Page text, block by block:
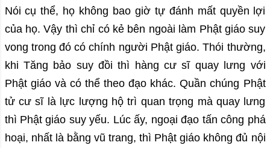
Nói cụ thể, họ không bao giờ tự đánh mất quyền lợi
của họ. Vậy thì chỉ có kẻ bên ngoài làm Phật giáo suy
vong trong đó có chính người Phật giáo. Thói thường,
khi Tăng bảo suy đồi thì hàng cư sĩ quay lưng với
Phật giáo và có thể theo đạo khác. Quần chúng Phật
tử cư sĩ là lực lượng hộ trì quan trọng mà quay lưng
thì Phật giáo suy yếu. Lúc ấy, ngoại đạo tấn công phá
hoại, nhất là bằng vũ trang, thì Phật giáo không đủ nội